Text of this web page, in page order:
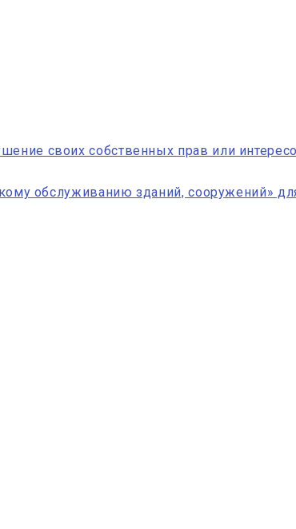
своих собственных прав или
обслуживанию зданий, сооружений»